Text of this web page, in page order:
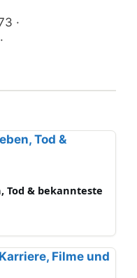
·
Tod & bekannteste